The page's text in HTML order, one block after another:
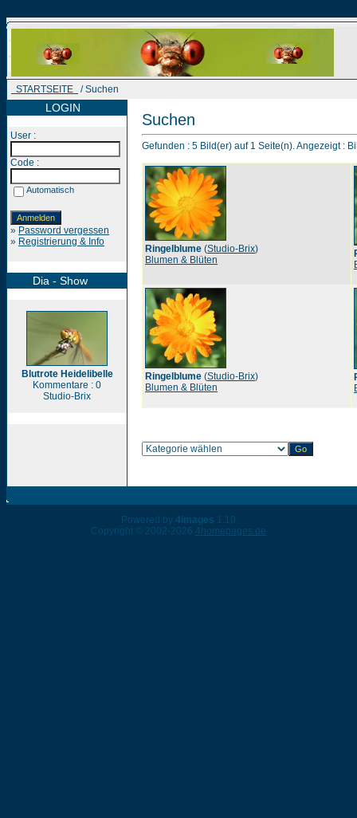
STARTSEITE / Suchen
LOGIN
User :
Code :
Automatisch
» Password vergessen
» Registrierung & Info
Dia - Show
Blutrote Heidelibelle
Kommentare : 0
Studio-Brix
Suchen
Gefunden : 5 Bild(er) auf 1 Seite(n). Angezeigt :
Ringelblume (Studio-Brix)
Blumen & Blüten
Ringelblume (Studio-Brix)
Blumen & Blüten
Powered by 4images 1.10
Copyright © 2002-2026 4homepages.de